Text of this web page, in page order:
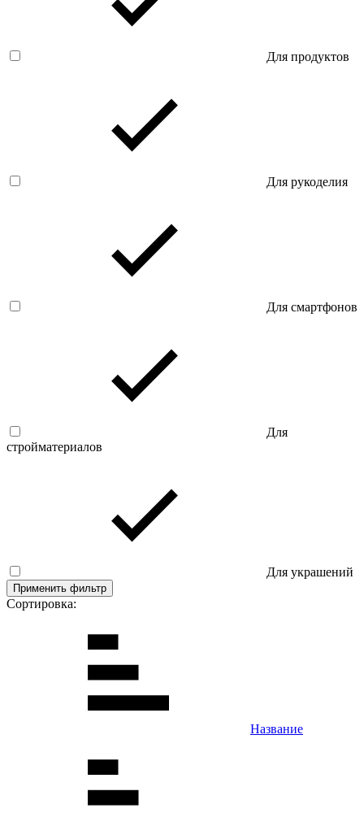
Для продуктов
Для рукоделия
Для смартфонов
Для
стройматериалов
Для украшений
Применить фильтр
Сортировка:
Название